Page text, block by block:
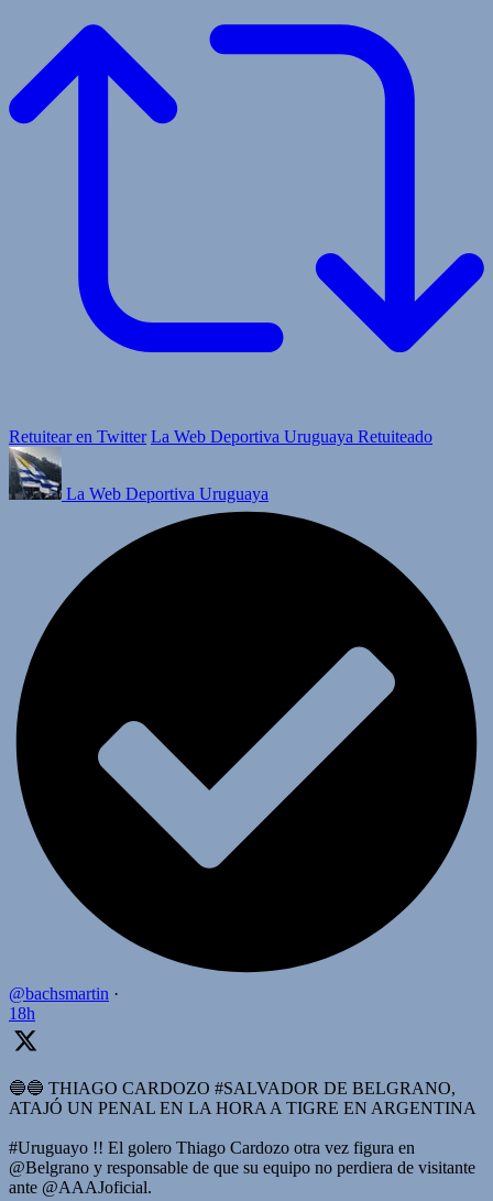
Retuitear en Twitter La Web Deportiva Uruguaya Retuiteado
La Web Deportiva Uruguaya
@bachsmartin ·
18h
🔵🔵 THIAGO CARDOZO #SALVADOR DE BELGRANO,
ATAJÓ UN PENAL EN LA HORA A TIGRE EN ARGENTINA
#Uruguayo !! El golero Thiago Cardozo otra vez figura en
@Belgrano y responsable de que su equipo no perdiera de visitante
ante @AAAJoficial.